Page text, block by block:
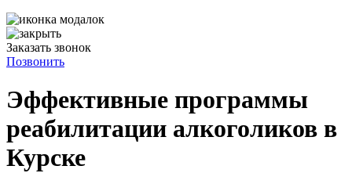
Заказать звонок
Позвонить
Эффективные программы
реабилитации алкоголиков в
Курске